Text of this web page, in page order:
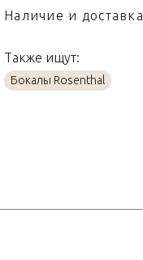
Бренд
Страна производителя
Материал
Наличие и доставка
Также ищут:
Бокалы Rosenthal